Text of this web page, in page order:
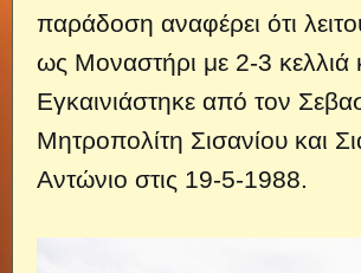
παράδοση αναφέρει ότι
ως Μοναστήρι με 2-3 κελλιά
Εγκαινιάστηκε από τον
Μητροπολίτη Σισανίου και
Αντώνιο στις 19-5-1988.